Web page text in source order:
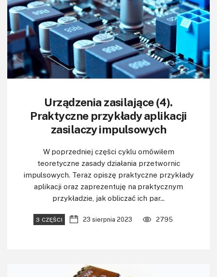
Urządzenia zasilające (4).
Praktyczne przykłady aplikacji
zasilaczy impulsowych
W poprzedniej części cyklu omówiłem
teoretyczne zasady działania przetwornic
impulsowych. Teraz opiszę praktyczne przykłady
aplikacji oraz zaprezentuję na praktycznym
przykładzie, jak obliczać ich par...
3 CZĘŚCI 23 sierpnia 2023 2795